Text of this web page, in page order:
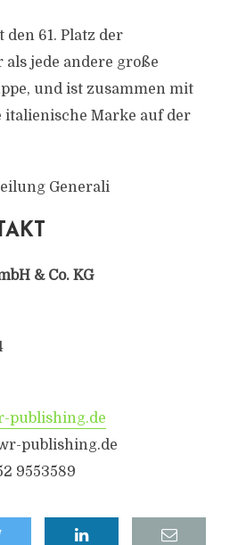
den 61. Platz der
als jede andere große
und ist zusammen mit
Marke auf der
Generali
& Co. KG
publishing.de
publishing.de
9553589